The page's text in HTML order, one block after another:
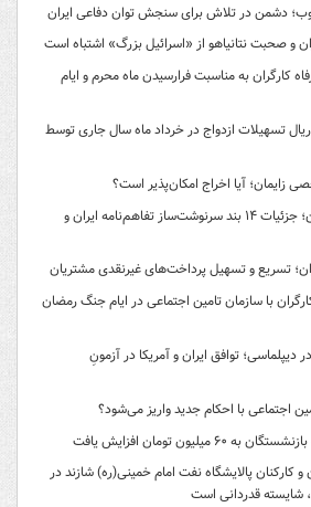
دشمن در تلاش برای سنجش توان دفاعی ایران
و صحبت نتانیاهو از «اسرائیل بزرگ» اشتباه است
کارگران به مناسبت فرارسیدن ماه محرم و ایام
۱۱,۰۰۰ میلیارد ریال تسهیلات ازدواج در خرداد ماه سال جاری توسط
زایمان؛ آیا اخراج امکان‌پذیر است؟
فصل نوین در دیپلماسی ایران؛ جزئیات ۱۴ بند سرنوشت‌ساز تفاهم‌نامه ایران و
تسریع و تسهیل پرداخت‌های غیرنقدی مشتریان
با سازمان تامین اجتماعی در ایام جنگ رمضان
دیپلماسی؛ توافق ایران و آمریکا در آزمونِ
اجتماعی با احکام جدید واریز می‌شود؟
تومان افزایش یافت
کارکنان پالایشگاه نفت امام خمینی(ره) شازند در
شایسته قدردانی است